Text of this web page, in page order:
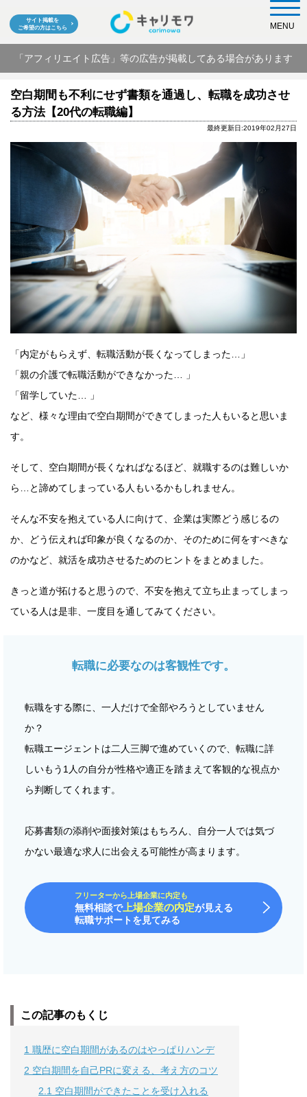
サイト掲載を
ご希望の方はこちら
「アフィリエイト広告」等の広告が掲載してある場合があります
MENU
空白期間も不利にせず書類を通過し、転職を成功させ
る方法【20代の転職編】
最終更新日:2019年02月27日
「内定がもらえず、転職活動が長くなってしまった…」
「親の介護で転職活動ができなかった… 」
「留学していた… 」
など、様々な理由で空白期間ができてしまった人もいると思いま
す。
そして、空白期間が長くなればなるほど、就職するのは難しいか
ら…と諦めてしまっている人もいるかもしれません。
そんな不安を抱えている人に向けて、企業は実際どう感じるの
か、どう伝えれば印象が良くなるのか、そのために何をすべきな
のかなど、就活を成功させるためのヒントをまとめました。
きっと道が拓けると思うので、不安を抱えて立ち止まってしまっ
ている人は是非、一度目を通してみてください。
転職に必要なのは客観性です。
転職をする際に、一人だけで全部やろうとしていません
か？
転職エージェントは二人三脚で進めていくので、転職に詳
しいもう1人の自分が性格や適正を踏まえて客観的な視点か
ら判断してくれます。
応募書類の添削や面接対策はもちろん、自分一人では気づ
かない最適な求人に出会える可能性が高まります。
フリーターから上場企業に内定も
無料相談で上場企業の内定が見える
転職サポートを見てみる
この記事のもくじ
1 職歴に空白期間があるのはやっぱりハンデ
2 空白期間を自己PRに変える、考え方のコツ
2.1 空白期間ができたことを受け入れる